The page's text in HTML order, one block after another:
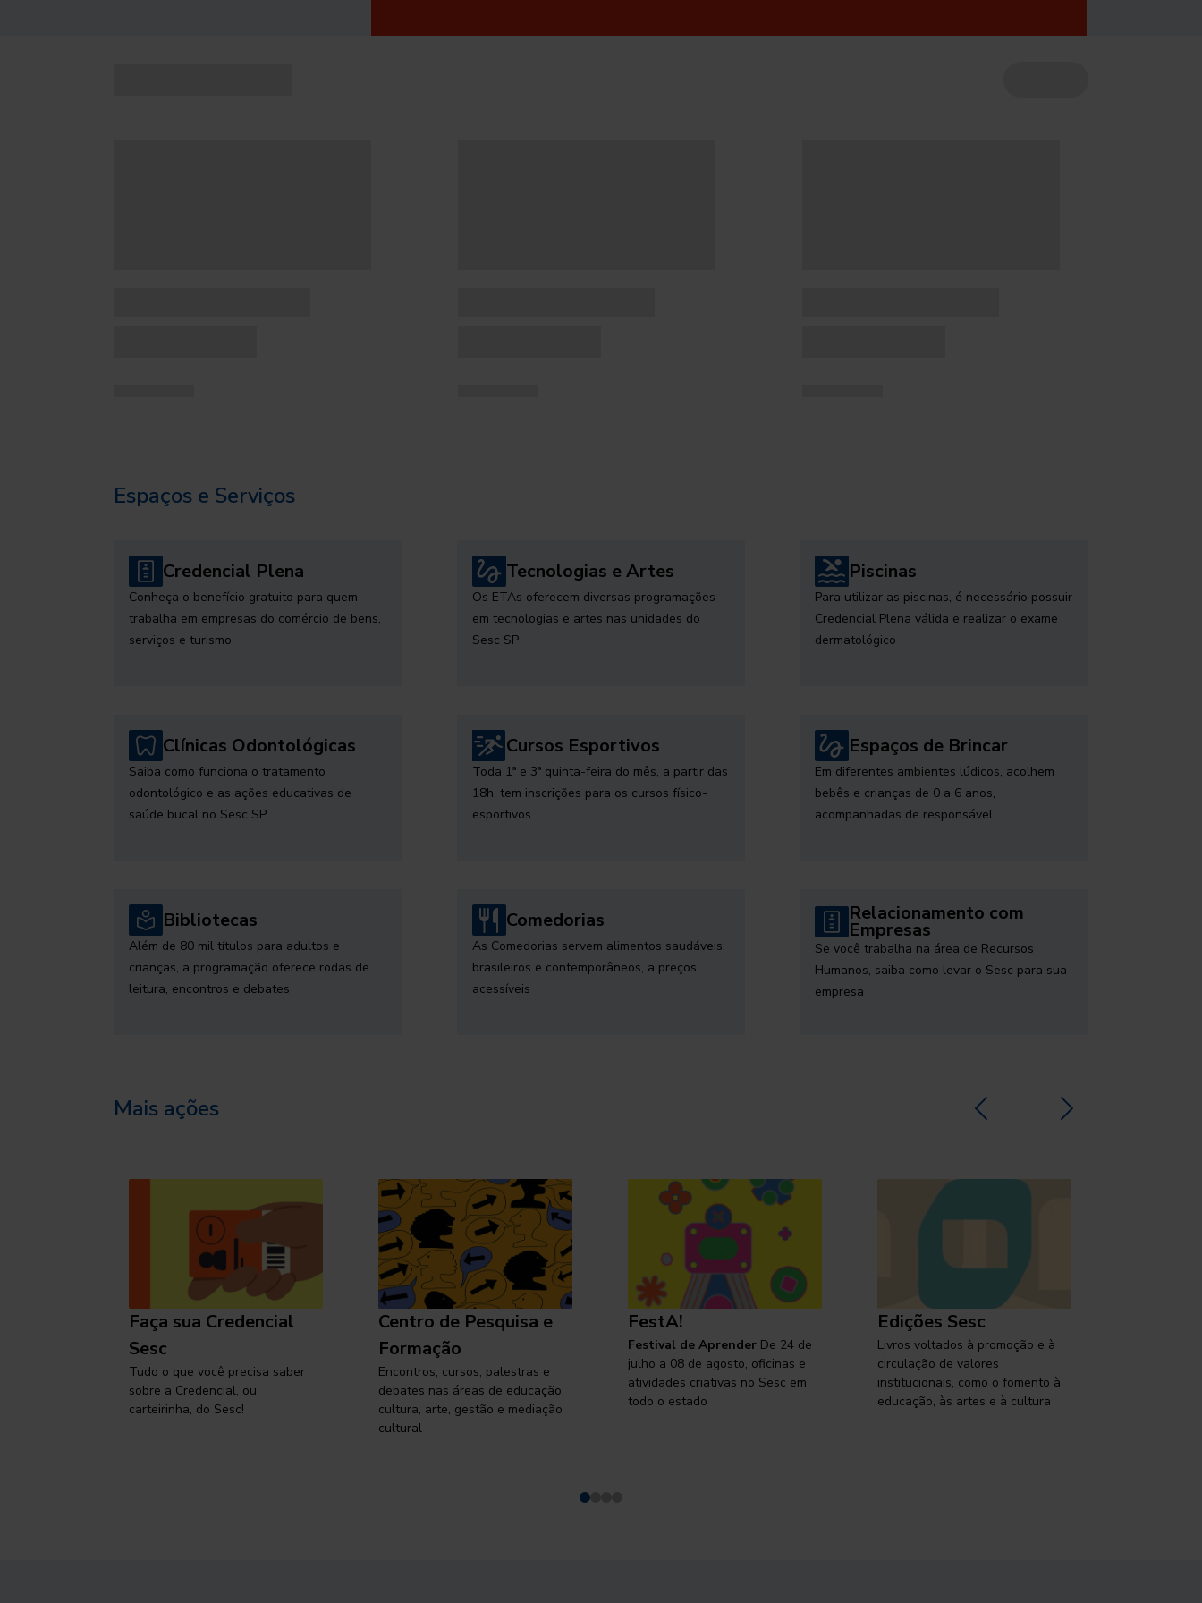
Espaços e Serviços
Credencial Plena
Conheça o benefício gratuito para quem
trabalha em empresas do comércio de bens,
serviços e turismo
Tecnologias e Artes
Os ETAs oferecem diversas programações
em tecnologias e artes nas unidades do
Sesc SP
Piscinas
Para utilizar as piscinas, é necessário possuir
Credencial Plena válida e realizar o exame
dermatológico
Clínicas Odontológicas
Saiba como funciona o tratamento
odontológico e as ações educativas de
saúde bucal no Sesc SP
Cursos Esportivos
Toda 1ª e 3ª quinta-feira do mês, a partir das
18h, tem inscrições para os cursos físico-
esportivos
Espaços de Brincar
Em diferentes ambientes lúdicos, acolhem
bebês e crianças de 0 a 6 anos,
acompanhadas de responsável
Bibliotecas
Além de 80 mil títulos para adultos e
crianças, a programação oferece rodas de
leitura, encontros e debates
Comedorias
As Comedorias servem alimentos saudáveis,
brasileiros e contemporâneos, a preços
acessíveis
Relacionamento com
Empresas
Se você trabalha na área de Recursos
Humanos, saiba como levar o Sesc para sua
empresa
Mais ações
Faça sua Credencial
Sesc
Tudo o que você precisa saber
sobre a Credencial, ou
carteirinha, do Sesc!
Centro de Pesquisa e
Formação
Encontros, cursos, palestras e
debates nas áreas de educação,
cultura, arte, gestão e mediação
cultural
FestA!
Festival de Aprender De 24 de
julho a 08 de agosto, oficinas e
atividades criativas no Sesc em
todo o estado
Edições Sesc
Livros voltados à promoção e à
circulação de valores
institucionais, como o fomento à
educação, às artes e à cultura